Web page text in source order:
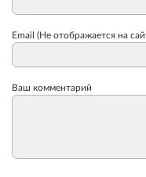
Email (Не отображается на
Ваш комментарий